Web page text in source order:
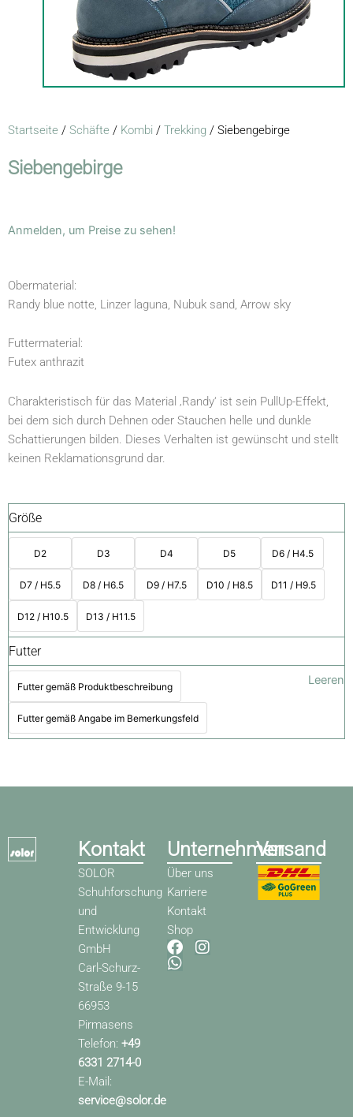
Startseite / Schäfte / Kombi / Trekking / Siebengebirge
Siebengebirge
Anmelden, um Preise zu sehen!
Obermaterial:
Randy blue notte, Linzer laguna, Nubuk sand, Arrow sky
Futtermaterial:
Futex anthrazit
Charakteristisch für das Material ‚Randy‘ ist sein PullUp-Effekt,
bei dem sich durch Dehnen oder Stauchen helle und dunkle
Schattierungen bilden. Dieses Verhalten ist gewünscht und stellt
keinen Reklamationsgrund dar.
Größe
D2 D3 D4 D5 D6 / H4.5
D7 / H5.5 D8 / H6.5 D9 / H7.5 D10 / H8.5 D11 / H9.5
D12 / H10.5 D13 / H11.5
Futter
Futter gemäß Produktbeschreibung
Futter gemäß Angabe im Bemerkungsfeld
Leeren
Kontakt
SOLOR
Schuhforschung
und
Entwicklung
GmbH
Carl-Schurz-
Straße 9-15
66953
Pirmasens
Telefon:+49
6331 2714-0
E-Mail:
service@solor.de
Unternehmen
Über uns
Karriere
Kontakt
Shop
F
a
I
W
h
Versand